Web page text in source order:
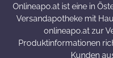
Onlineapo.at ist eine in
Versandapotheke mit
onlineapo.at zur
Produktinformationen
Kunden